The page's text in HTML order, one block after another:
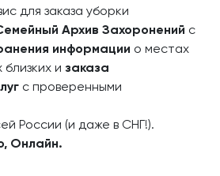
для заказа уборки
Архив Захоронений с
информации о местах
и заказа
с проверенными
России (и даже в СНГ!).
Онлайн.